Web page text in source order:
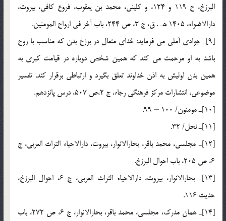
البرزخ، ح 119 و 124، و كليني، محمد بن يعقوب، فروع كافي، بيروت،
دارالاضواء، 1405 هـ . ق، ج 3، ص 244، باب آخر في ارواح المومنين.
[9]ـ جوادي آملي مي فرمايد: خداي متعال در برزخ بدن كه مناسب با روح
باشد به او مرحمت مي كند كه همين شخص دوباره در قيامت كبري به
همين بدن اوليش به اذن خداوند تعلق بگيرد و ارتباطي برقرار كند. تفسير
موضوعي، انتشارات مركز فرهنگي رجاء، ج 2،ص 507، درس پانزدهم.
[10]ـ مومنون/ 100 – 99.
[11]ـ نحل/ 32.
[12]ـ مجلسي، محمد باقر، بحارالانوار، بيروت، دارالاحياء التراث العربي، ج
6، ص 205، باب احوال البرزخ.
[13]ـ بحارالانوار، بيروت، دارالاحياء التراث العربي، ج 6، احوال البرزخ،
حديث 116.
[14]ـ همان مدرك، مجلسي، محمد باقر، بحارالانوار، ج 6، ص 272، باب